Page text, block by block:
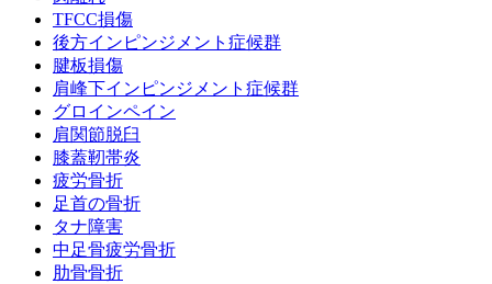
TFCC損傷
後方インピンジメント症候群
腱板損傷
肩峰下インピンジメント症候群
グロインペイン
肩関節脱臼
膝蓋靭帯炎
疲労骨折
足首の骨折
タナ障害
中足骨疲労骨折
肋骨骨折